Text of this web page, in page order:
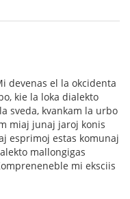
devenas el la okcidenta
kie la loka dialekto
sveda, kvankam la urbo
miaj junaj jaroj konis
esprimoj estas komunaj
mallongigas
mi eksciis